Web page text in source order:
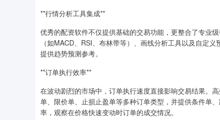
**行情分析工具集成**
优秀的配资软件不仅提供基础的交易功能，更整合了专业
（如MACD、RSI、布林带等）、画线分析工具以及自定
提供趋势预测参考。
**订单执行效率**
在波动剧烈的市场中，订单执行速度直接影响交易结果。
单、限价单、止损止盈单等多种订单类型，并提供条件单
率，观察在价格快速变动时订单的成交情况。